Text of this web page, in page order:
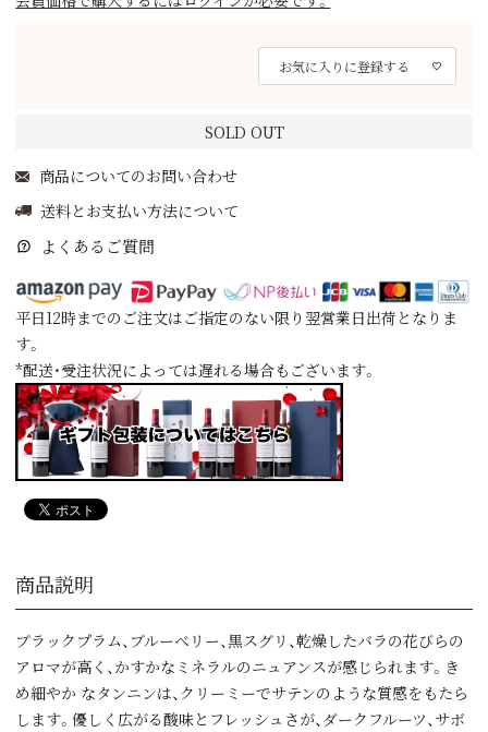
お気に入りに登録する
SOLD OUT
商品についてのお問い合わせ
送料とお支払い方法について
よくあるご質問
平日12時までのご注文はご指定のない限り翌営業日出荷となりま
す。
*配送・受注状況によっては遅れる場合もございます。
商品説明
ブラックプラム、ブルーベリー、黒スグリ、乾燥したバラの花びらの
アロマが高く、かすかなミネラルのニュアンスが感じられます。き
め細やか なタンニンは、クリーミーでサテンのような質感をもたら
します。優しく広がる酸味とフレッシュさが、ダークフルーツ、サボ